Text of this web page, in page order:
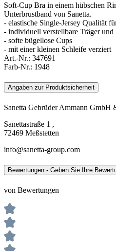
Soft-Cup Bra in einem hübschen
Unterbrustband von Sanetta.
- elastische Single-Jersey Qualität
- individuell verstellbare Träger
- softe bügellose Cups
- mit einer kleinen Schleife verziert
Art.-Nr.: 347691
Farb-Nr.: 1948
Angaben zur Produktsicherheit
Sanetta Gebrüder Ammann GmbH
Sanettastraße 1 ,
72469 Meßstetten
info@sanetta-group.com
Bewertungen - Geben Sie Ihre
von Bewertungen